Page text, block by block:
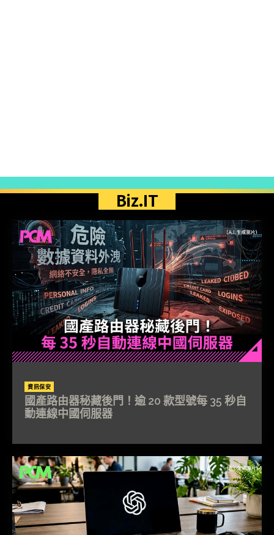
Biz.IT
資訊保安
國產路由器秘藏後門！逾 20 款型號每 35 秒自
動連線中國伺服器